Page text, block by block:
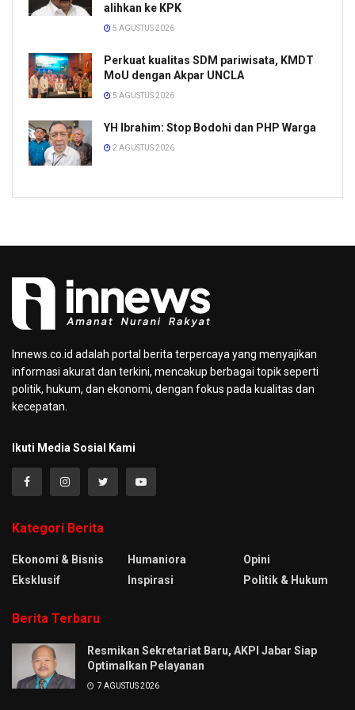
alihkan ke KPK
5 AGUSTUS 2026
Perkuat kualitas SDM pariwisata, KMDT
MoU dengan Akpar UNCLA
5 AGUSTUS 2026
YH Ibrahim: Stop Bodohi dan PHP Warga
2 AGUSTUS 2026
Innews.co.id adalah portal berita terpercaya yang menyajikan
informasi akurat dan terkini, mencakup berbagai topik seperti
politik, hukum, dan ekonomi, dengan fokus pada kualitas dan
kecepatan.
Ikuti Media Sosial Kami
Kategori Berita
Ekonomi & Bisnis
Eksklusif
Humaniora
Inspirasi
Opini
Politik & Hukum
Berita Terbaru
Resmikan Sekretariat Baru, AKPI Jabar Siap
Optimalkan Pelayanan
7 AGUSTUS 2026